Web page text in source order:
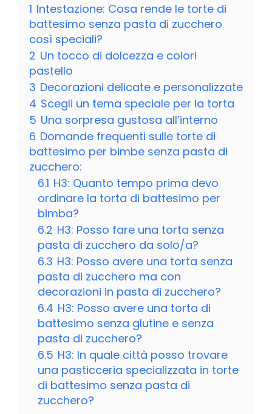
1 Intestazione: Cosa rende le torte di
battesimo senza pasta di zucchero
così speciali?
2 Un tocco di dolcezza e colori
pastello
3 Decorazioni delicate e personalizzate
4 Scegli un tema speciale per la torta
5 Una sorpresa gustosa all’interno
6 Domande frequenti sulle torte di
battesimo per bimbe senza pasta di
zucchero:
6.1 H3: Quanto tempo prima devo
ordinare la torta di battesimo per
bimba?
6.2 H3: Posso fare una torta senza
pasta di zucchero da solo/a?
6.3 H3: Posso avere una torta senza
pasta di zucchero ma con
decorazioni in pasta di zucchero?
6.4 H3: Posso avere una torta di
battesimo senza glutine e senza
pasta di zucchero?
6.5 H3: In quale città posso trovare
una pasticceria specializzata in torte
di battesimo senza pasta di
zucchero?